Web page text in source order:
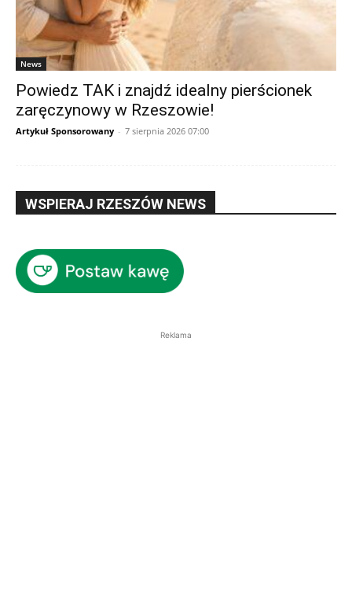
News
Powiedz TAK i znajdź idealny pierścionek
zaręczynowy w Rzeszowie!
Artykuł Sponsorowany - 7 sierpnia 2026 07:00
WSPIERAJ RZESZÓW NEWS
Reklama